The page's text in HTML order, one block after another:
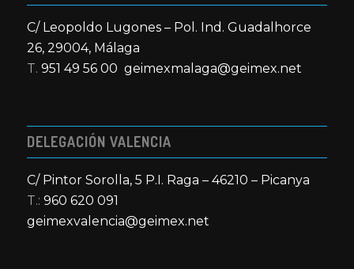
C/ Leopoldo Lugones – Pol. Ind. Guadalhorce
26, 29004, Málaga
T. 951 49 56 00 geimexmalaga@geimex.net
DELEGACIÓN VALENCIA
C/ Pintor Sorolla, 5 P.I. Raga – 46210 – Picanya
T.: 960 620 091
geimexvalencia@geimex.net